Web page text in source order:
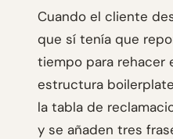
Cuando el cliente
que sí tenía que
tiempo para rehacer
estructura boilerplate
la tabla de
y se añaden tres